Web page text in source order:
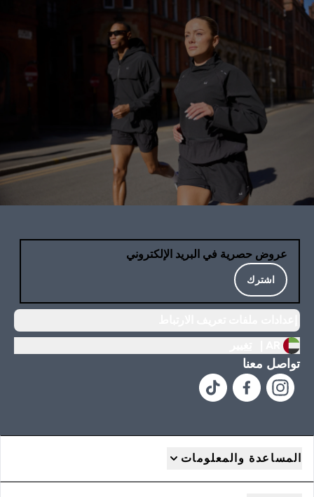
عروض حصرية في البريد الإلكتروني
اشترك
تواصل معنا
المساعدة والمعلومات